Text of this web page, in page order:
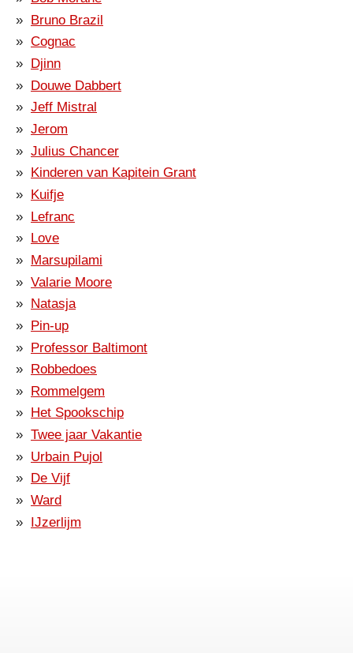
Bruno Brazil
Cognac
Djinn
Douwe Dabbert
Jeff Mistral
Jerom
Julius Chancer
Kinderen van Kapitein Grant
Kuifje
Lefranc
Love
Marsupilami
Valarie Moore
Natasja
Pin-up
Professor Baltimont
Robbedoes
Rommelgem
Het Spookschip
Twee jaar Vakantie
Urbain Pujol
De Vijf
Ward
IJzerlijm